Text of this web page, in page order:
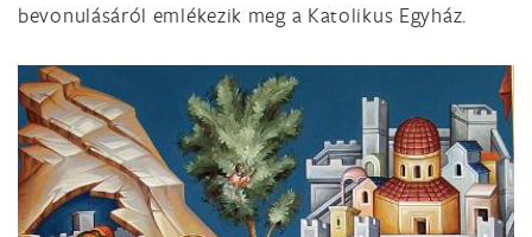
bevonulásáról emlékezik meg a Katolikus Egyház.